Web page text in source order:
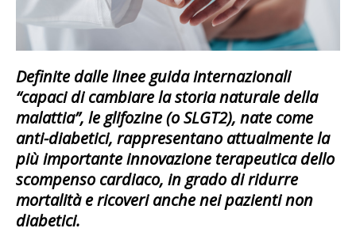
Definite dalle linee guida internazionali
“capaci di cambiare la storia naturale della
malattia”, le glifozine (o SLGT2), nate come
anti-diabetici, rappresentano attualmente la
più importante innovazione terapeutica dello
scompenso cardiaco, in grado di ridurre
mortalità e ricoveri anche nei pazienti non
diabetici.